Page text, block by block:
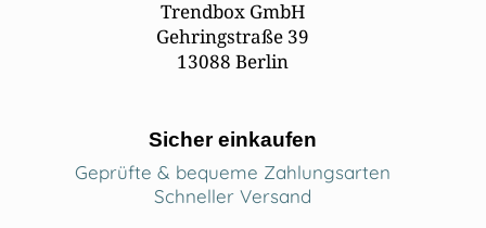
Trendbox GmbH
Gehringstraße 39
13088 Berlin
Sicher einkaufen
Geprüfte & bequeme Zahlungsarten
Schneller Versand